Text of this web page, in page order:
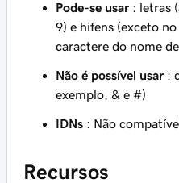
Pode-se usar : letras
9) e hifens (exceto
caractere do nome
Não é possível usar :
exemplo, & e #)
IDNs : Não
Recursos